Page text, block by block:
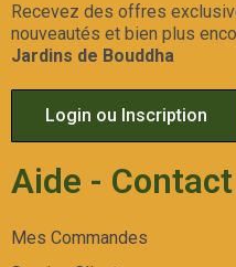
Recevez des offres
nouveautés et bien plus
Jardins de Bouddha
Login ou Inscription
Aide - Contact
Mes Commandes